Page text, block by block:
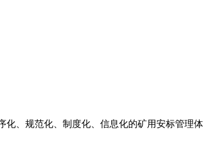
化、规范化、制度化、信息化的矿用安标管理体